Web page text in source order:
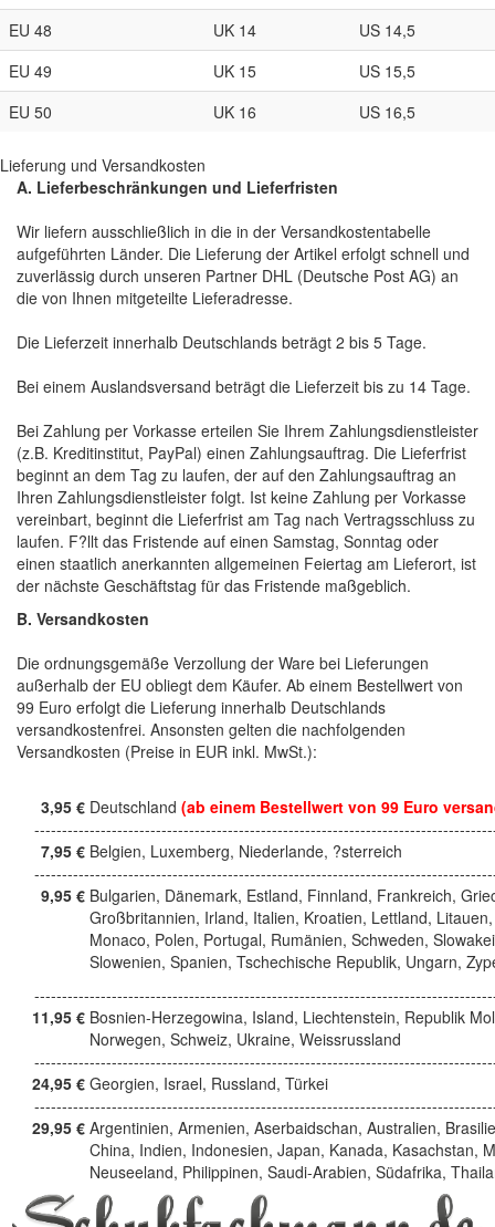
EU 48
UK 14
US 14,5
EU 49
UK 15
US 15,5
EU 50
UK 16 US 16,5
Lieferung und Versandkosten
A. Lieferbeschränkungen und Lieferfristen
Wir liefern ausschließlich in die in der Versandkostentabelle
aufgeführten Länder. Die Lieferung der Artikel erfolgt schnell und
zuverlässig durch unseren Partner DHL (Deutsche Post AG) an
die von Ihnen mitgeteilte Lieferadresse.
Die Lieferzeit innerhalb Deutschlands beträgt 2 bis 5 Tage.
Bei einem Auslandsversand beträgt die Lieferzeit bis zu 14 Tage.
Bei Zahlung per Vorkasse erteilen Sie Ihrem Zahlungsdienstleister
(z.B. Kreditinstitut, PayPal) einen Zahlungsauftrag. Die Lieferfrist
beginnt an dem Tag zu laufen, der auf den Zahlungsauftrag an
Ihren Zahlungsdienstleister folgt. Ist keine Zahlung per Vorkasse
vereinbart, beginnt die Lieferfrist am Tag nach Vertragsschluss zu
laufen. F?llt das Fristende auf einen Samstag, Sonntag oder
einen staatlich anerkannten allgemeinen Feiertag am Lieferort, ist
der nächste Geschäftstag für das Fristende maßgeblich.
B. Versandkosten
Die ordnungsgemäße Verzollung der Ware bei Lieferungen
außerhalb der EU obliegt dem Käufer. Ab einem Bestellwert von
99 Euro erfolgt die Lieferung innerhalb Deutschlands
versandkostenfrei. Ansonsten gelten die nachfolgenden
Versandkosten (Preise in EUR inkl. MwSt.):
3,95 € Deutschland (ab einem Bestellwert von 99 Euro
7,95 € Belgien, Luxemberg, Niederlande, ?sterreich
9,95 € Bulgarien, Dänemark, Estland, Finnland, Frankreich,
Großbritannien, Irland, Italien, Kroatien, Lettland, Litauen,
Monaco, Polen, Portugal, Rumänien, Schweden,
Slowenien, Spanien, Tschechische Republik, Ungarn,
11,95 € Bosnien-Herzegowina, Island, Liechtenstein, Republik
Norwegen, Schweiz, Ukraine, Weissrussland
24,95 € Georgien, Israel, Russland, Türkei
29,95 € Argentinien, Armenien, Aserbaidschan, Australien,
China, Indien, Indonesien, Japan, Kanada, Kasachstan,
Neuseeland, Philippinen, Saudi-Arabien, Südafrika,